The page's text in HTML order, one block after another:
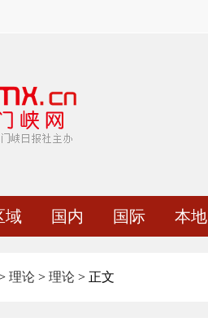
域 国内 国际 本地
理论 > 理论 > 正文